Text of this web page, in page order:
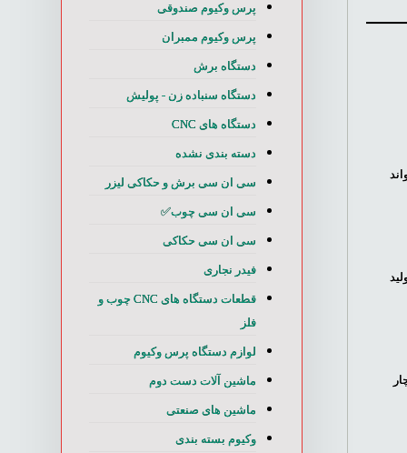
پرس وکیوم صندوقی
پرس وکیوم ممبران
دستگاه برش
دستگاه سنباده زن - پولیش
دستگاه های CNC
دسته بندی نشده
سی ان سی برش و حکاکی لیزر
سی ان سی چوب✅
سی ان سی حکاکی
فیدر نجاری
قطعات دستگاه های CNC چوب و
فلز
لوازم دستگاه پرس وکیوم
ماشین آلات دست دوم
ماشین های صنعتی
وکیوم بسته بندی